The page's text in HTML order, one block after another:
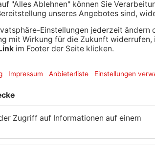
der Sulzbacher Kitas spitzt
um die angespannte finanzielle
Johanniszweigvereins mittlerweile
unter anderem mit
vor. Sie seien gezwungen worden,